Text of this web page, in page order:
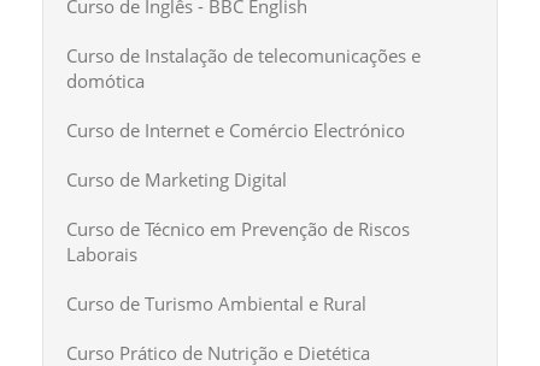
Curso de Inglês - BBC English
Curso de Instalação de telecomunicações e
domótica
Curso de Internet e Comércio Electrónico
Curso de Marketing Digital
Curso de Técnico em Prevenção de Riscos
Laborais
Curso de Turismo Ambiental e Rural
Curso Prático de Nutrição e Dietética